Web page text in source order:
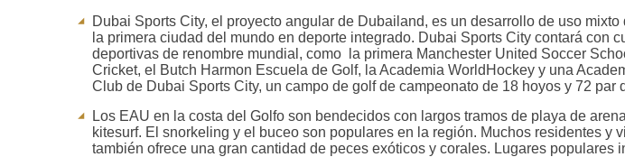
Dubai Sports City, el proyecto angular de Dubailand, es un desarrollo de uso
la primera ciudad del mundo en deporte integrado. Dubai Sports City contará con
deportivas de renombre mundial, como la primera Manchester United Soccer
Cricket, el Butch Harmon Escuela de Golf, la Academia WorldHockey y una
Club de Dubai Sports City, un campo de golf de campeonato de 18 hoyos y 72 par
Los EAU en la costa del Golfo son bendecidos con largos tramos de playa de
kitesurf. El snorkeling y el buceo son populares en la región. Muchos residentes
también ofrece una gran cantidad de peces exóticos y corales. Lugares populares